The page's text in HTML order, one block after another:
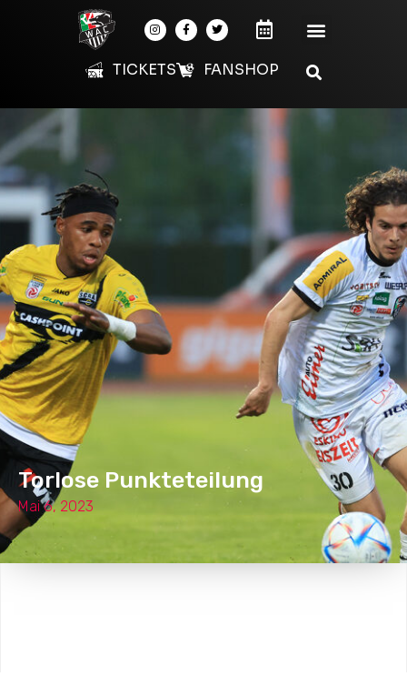
TICKETS FANSHOP
Torlose Punkteteilung
Mai 6, 2023